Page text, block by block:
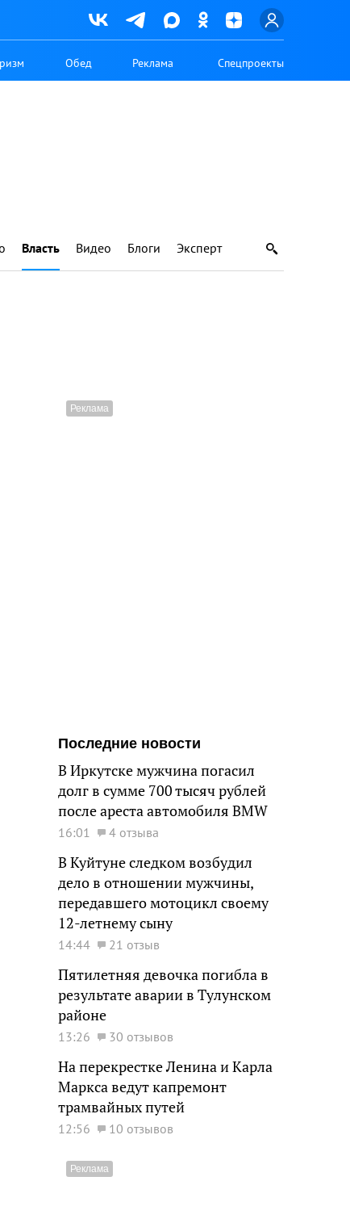
Обед Реклама Спецпроекты
Власть Видео Блоги Эксперт
Последние новости
В Иркутске мужчина погасил
долг в сумме 700 тысяч рублей
после ареста автомобиля BMW
16:01 4 отзыва
В Куйтуне следком возбудил
дело в отношении мужчины,
передавшего мотоцикл своему
12-летнему сыну
14:44 21 отзыв
Пятилетняя девочка погибла в
результате аварии в Тулунском
районе
13:26 30 отзывов
На перекрестке Ленина и Карла
Маркса ведут капремонт
трамвайных путей
12:56 10 отзывов